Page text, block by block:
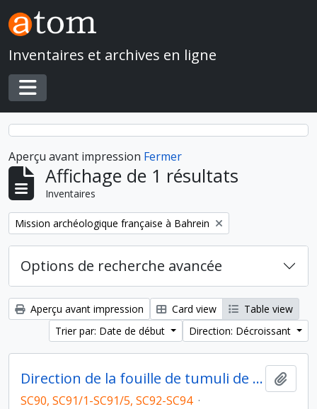
Skip to main content
Inventaires et archives en ligne
Toggle navigation
Aperçu avant impression Fermer
Affichage de 1 résultats
Inventaires
Remove filter:
Mission archéologique française à Bahrein
Options de recherche avancée
Aperçu avant impression Card view
Table view
Trier par: Date de début
Direction: Décroissant
Direction de la fouille de tumuli de l'Age du Bronze à Umm Jidr, Bahreïn (novembre 1979)
SC90, SC91/1-SC91/5, SC92-SC94 ·